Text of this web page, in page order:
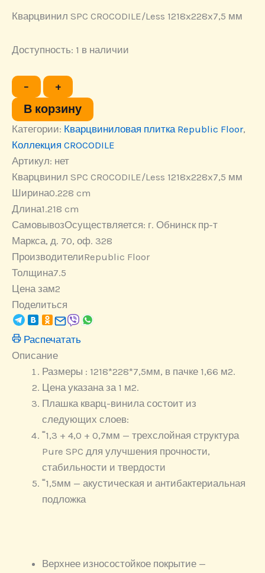
Кварцвинил SPC CROCODILE/Less 1218x228x7,5 мм
Доступность: 1 в наличии
−
Количество
товара
Кварцвинил
SPC
CROCODILE/Less
мм
+
В корзину
Категории: Кварцвиниловая плитка Republic Floor,
Коллекция CROCODILE
Артикул: нет
Кварцвинил SPC CROCODILE/Less 1218x228x7,5 мм
Ширина0.228 cm
Длина1.218 cm
СамовывозОсуществляется: г. Обнинск пр-т
Маркса, д. 70, оф. 328
ПроизводителиRepublic Floor
Толщина7.5
Цена зам2
Поделиться
Распечатать
Описание
Размеры : 1218*228*7,5мм, в пачке 1,66 м2.
Цена указана за 1 м2.
Плашка кварц-винила состоит из
следующих слоев:
˭1,3 + 4,0 + 0,7мм — трехслойная структура
Pure SPC для улучшения прочности,
стабильности и твердости
˭1,5мм — акустическая и антибактериальная
подложка
Верхнее износостойкое покрытие —